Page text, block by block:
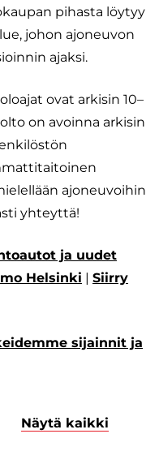
pihasta löytyy
johon ajoneuvon
ajaksi.
ovat arkisin 10–
on avoinna arkisin
ajoneuvoihin
yhteyttä!
ja uudet
Helsinki | Siirry
sijainnit ja
Näytä kaikki